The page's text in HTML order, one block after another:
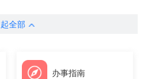
全部
办事指南